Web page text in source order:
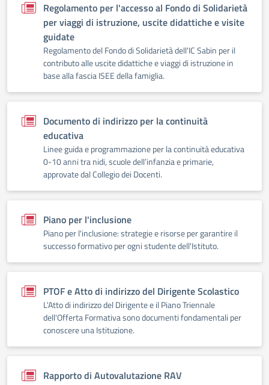
Regolamento per l'accesso al Fondo di Solidarietà
per viaggi di istruzione, uscite didattiche e visite
guidate
Regolamento del Fondo di Solidarietà dell'IC Sabin per il
contributo alle uscite didattiche e viaggi di istruzione in
base alla fascia ISEE della famiglia.
Documento di indirizzo per la continuità
educativa
Linee guida e programmazione per la continuità educativa
0-10 anni tra nidi, scuole dell’infanzia e primarie,
approvate dal Collegio dei Docenti.
Piano per l'inclusione
Piano per l'inclusione: strategie e risorse per garantire il
successo formativo per ogni studente dell'Istituto.
PTOF e Atto di indirizzo del Dirigente Scolastico
L'Atto di indirizzo del Dirigente e il Piano Triennale
dell'Offerta Formativa sono documenti fondamentali per
conoscere una Istituzione.
Rapporto di Autovalutazione RAV